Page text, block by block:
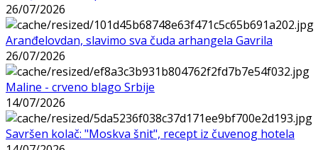
26/07/2026
Aranđelovdan, slavimo sva čuda arhangela Gavrila
26/07/2026
Maline - crveno blago Srbije
14/07/2026
Savršen kolač: "Moskva šnit", recept iz čuvenog hotela